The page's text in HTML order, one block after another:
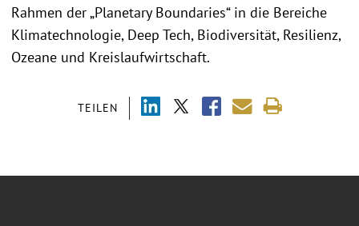
TEILEN
Rahmen der „Planetary Boundaries“ in die Bereiche
Klimatechnologie, Deep Tech, Biodiversität, Resilienz,
Ozeane und Kreislaufwirtschaft.